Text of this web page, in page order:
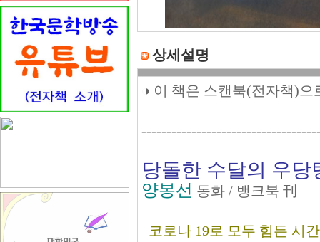
상세설명
◑ 이 책은 스캔북(전자책)
당돌한 수달의 우
양봉선 동화 / 뱅크북 刊
코로나 19로 모두 힘든 시